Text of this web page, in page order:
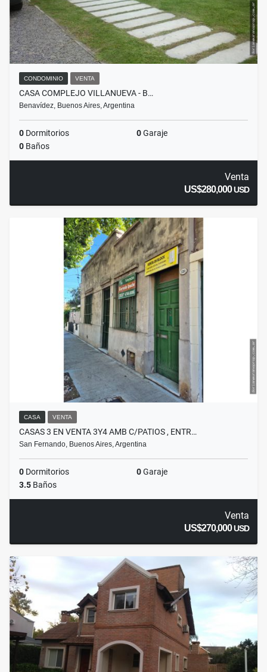
CONDOMINIO VENTA
CASA COMPLEJO VILLANUEVA - B…
Benavídez, Buenos Aires, Argentina
0 Dormitorios 0Garaje
0 Baños
Venta
US$280,000USD
CASA VENTA
CASAS 3 EN VENTA 3Y4 AMB C/PATIOS , ENTR…
San Fernando, Buenos Aires, Argentina
0 Dormitorios 0Garaje
3.5 Baños
Venta
US$270,000USD